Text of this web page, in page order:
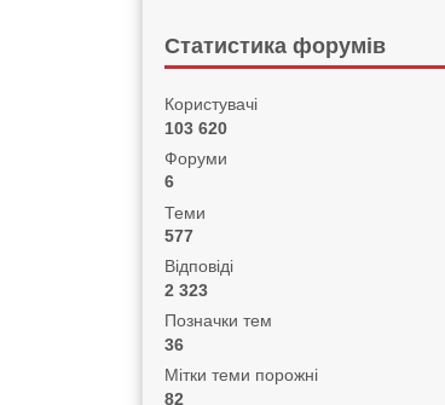
Статистика форумів
Користувачі
103 620
Форуми
6
Теми
577
Відповіді
2 323
Позначки тем
36
Мітки теми порожні
82